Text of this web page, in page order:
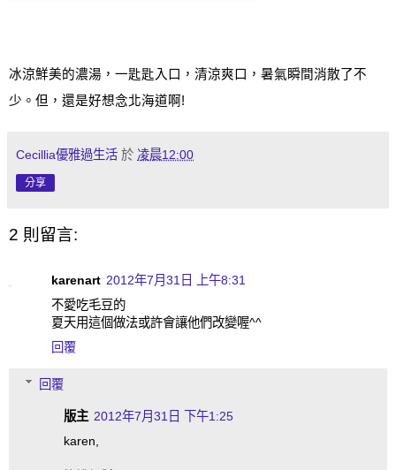
冰涼鮮美的濃湯，一匙匙入口，清涼爽口，暑氣瞬間消散了不
少。但，還是好想念北海道啊!
Cecillia優雅過生活 於 凌晨12:00
分享
2 則留言:
karenart 2012年7月31日 上午8:31
不愛吃毛豆的
夏天用這個做法或許會讓他們改變喔^^
回覆
回覆
版主 2012年7月31日 下午1:25
karen,